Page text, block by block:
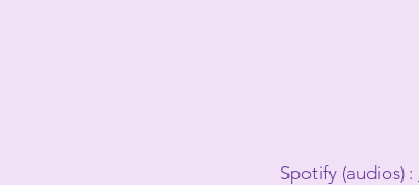
Spotify (audios) :